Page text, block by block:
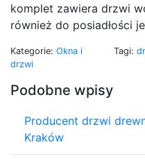
komplet zawiera drzwi
również do posiadłości
Kategorie: Okna i
drzwi
Tagi:
Podobne wpisy
Producent drzwi
Kraków